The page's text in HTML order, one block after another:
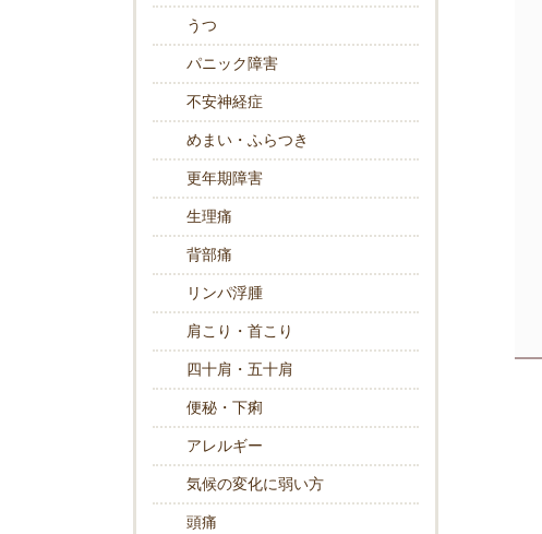
うつ
パニック障害
不安神経症
めまい・ふらつき
更年期障害
生理痛
背部痛
リンパ浮腫
肩こり・首こり
四十肩・五十肩
便秘・下痢
アレルギー
気候の変化に弱い方
頭痛